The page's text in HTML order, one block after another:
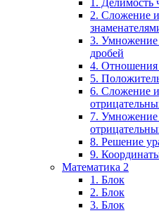
2. Сложение
3.
дробей
4.
5.
6. Сложение
7. Умножение
8. Решение
9.
Математика 2
1. Блок
2. Блок
3. Блок